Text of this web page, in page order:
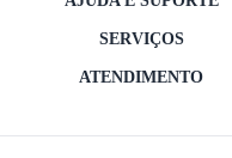
SERVIÇOS
ATENDIMENTO